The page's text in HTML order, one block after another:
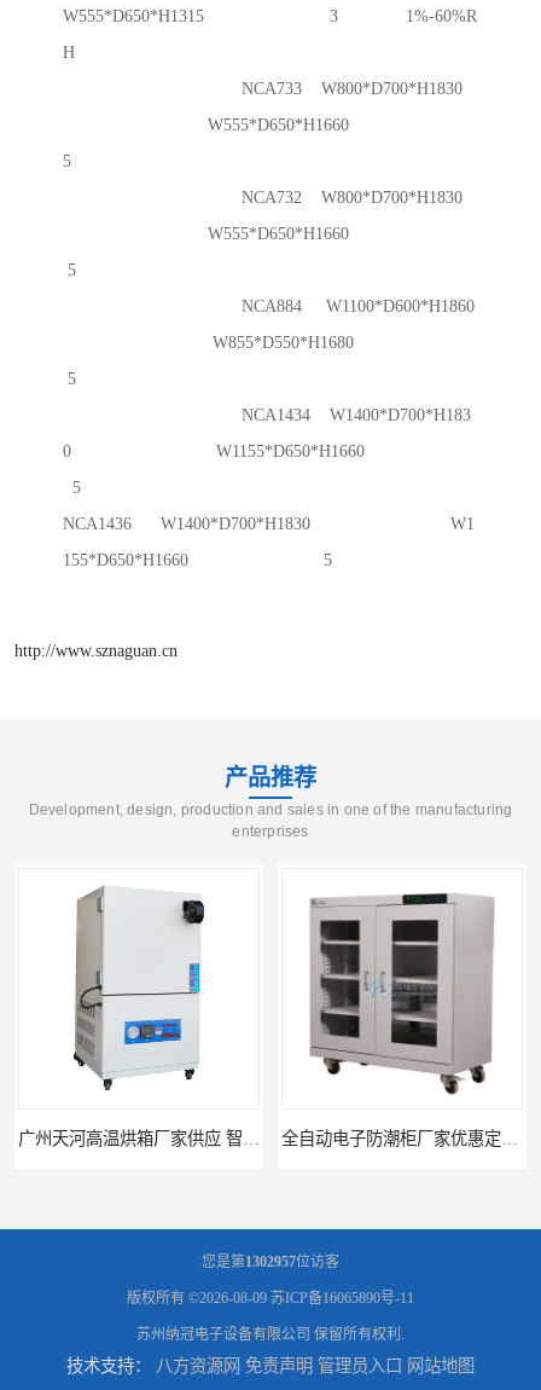
W555*D650*H1315 3 1%-60%R
H
NCA733 W800*D700*H1830
W555*D650*H1660
5
NCA732 W800*D700*H1830
W555*D650*H1660
5
NCA884 W1100*D600*H1860
W855*D550*H1680
5
NCA1434 W1400*D700*H183
0 W1155*D650*H1660
5
NCA1436 W1400*D700*H1830 W1
155*D650*H1660 5
http://www.sznaguan.cn
产品推荐
Development, design, production and sales in one of the manufacturing
enterprises
您是第1302957位访客
版权所有 ©2026-08-09 苏ICP备16065890号-11
苏州纳冠电子设备有限公司 保留所有权利.
技术支持： 八方资源网 免责声明 管理员入口 网站地图